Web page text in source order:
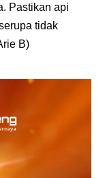
Pastikan api
tidak
B)